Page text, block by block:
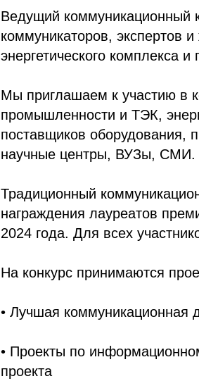
Ведущий коммуникационный
коммуникаторов, экспертов
энергетического комплекса
Мы приглашаем к участию в
промышленности и ТЭК,
поставщиков оборудования,
научные центры, ВУЗы, СМИ.
Традиционный
награждения лауреатов
2024 года. Для всех
На конкурс принимаются
• Лучшая коммуникационная
• Проекты по
проекта